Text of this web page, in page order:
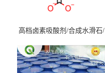
高档卤素吸酸剂/合成水滑石/